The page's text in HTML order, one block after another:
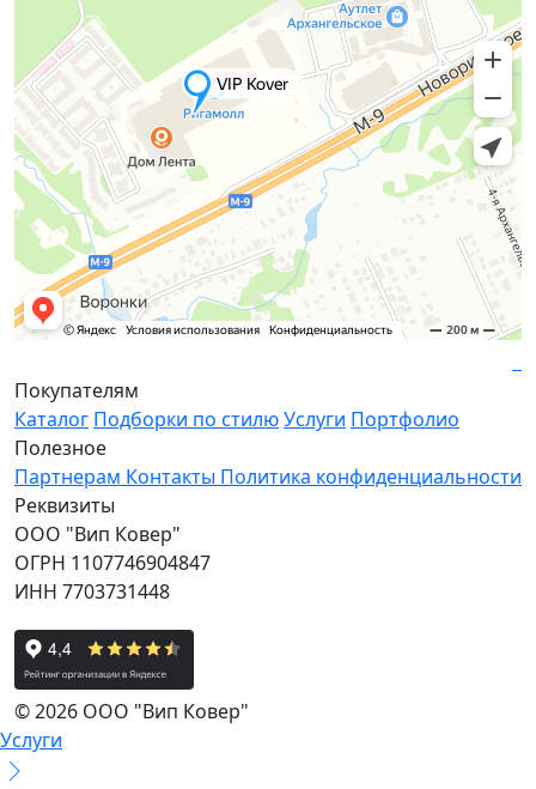
Покупателям
Каталог Подборки по стилюУслуги Портфолио
Полезное
Партнерам Контакты Политика конфиденциальности
Реквизиты
ООО "Вип Ковер"
ОГРН 1107746904847
ИНН 7703731448
© 2026 ООО "Вип Ковер"
Услуги